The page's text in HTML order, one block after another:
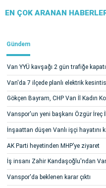
EN ÇOK ARANAN
Gündem
Van YYÜ kavşağı 2 gün trafiğe
Van'da 7 ilçede planlı elektrik
Gökçen Bayram, CHP Van İl Kadın
Vanspor'un yeni başkanı Özgür İreç
İnşaattan düşen Vanlı işçi hayatını
AK Parti heyetinden MHP’ye ziyaret
İş insanı Zahir Kandaşoğlu'ndan
Vanspor'da beklenen karar çıktı